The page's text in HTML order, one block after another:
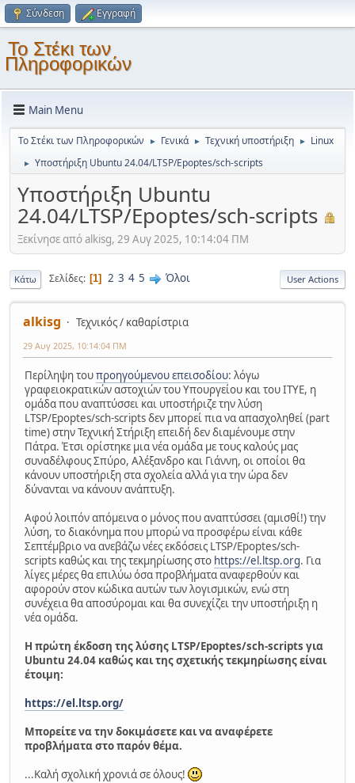
Σύνδεση Εγγραφή
Το Στέκι των
Πληροφορικών
Main Menu
Το Στέκι των Πληροφορικών ► Γενικά ► Τεχνική υποστήριξη ► Linux
► Υποστήριξη Ubuntu 24.04/LTSP/Epoptes/sch-scripts
Υποστήριξη Ubuntu
24.04/LTSP/Epoptes/sch-scripts
Ξεκίνησε από alkisg, 29 Αυγ 2025, 10:14:04 ΠΜ
Κάτω Σελίδες 1 2 3 4 5 Όλοι User Actions
alkisg Τεχνικός / καθαρίστρια
29 Αυγ 2025, 10:14:04 ΠΜ
Περίληψη τουπροηγούμενου επεισοδίου: λόγω
γραφειοκρατικών αστοχιών του Υπουργείου και του ΙΤΥΕ, η
ομάδα που αναπτύσσει και υποστήριζε την λύση
LTSP/Epoptes/sch-scripts δεν μπορεί πια να απασχοληθεί (part
time) στην Τεχνική Στήριξη επειδή δεν διαμένουμε στην
Πάτρα. Έτσι ορίστηκε μια νέα ομάδα με τους καλούς μας
συναδέλφους Σπύρο, Αλέξανδρο και Γιάννη, οι οποίοι θα
κάνουν υποστήριξη στα σχολεία αλλά για την ώρα δεν
δύνανται να κάνουν ανάπτυξη.
Αφού λοιπόν απόμεινα ο μόνος που αναπτύσσει (αμισθί!) την
λύση, το διακόνημα που μπορώ να προσφέρω είναι κάθε
Σεπτέμβριο να ανεβάζω νέες εκδόσεις LTSP/Epoptes/sch-
scripts καθώς και της τεκμηρίωσης στο https://el.ltsp.org. Για
λίγες μέρες θα επιλύω όσα προβλήματα αναφερθούν και
αφορούν στον κώδικα αυτών των λογισμικών, ενώ στη
συνέχεια θα αποσύρομαι και θα συνεχίζει την υποστήριξη η
νέα ομάδα.
Η πρώτη έκδοση της λύσης LTSP/Epoptes/sch-scripts για
Ubuntu 24.04 καθώς και της σχετικής τεκμηρίωσης είναι
έτοιμη:
https://el.ltsp.org/
Μπορείτε να την δοκιμάσετε και να αναφέρετε
προβλήματα στο παρόν θέμα.
...Καλή σχολική χρονιά σε όλους!